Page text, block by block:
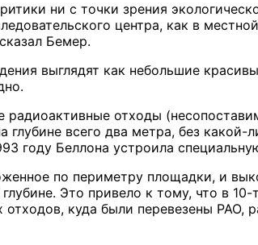
ни с точки зрения
центра, как в
Бемер.
выглядят как небольшие
радиоактивные отходы
глубине всего два метра, без
году Беллона устроила
по периметру площадки, и
Это привело к тому, что в
куда были перевезены РАО,